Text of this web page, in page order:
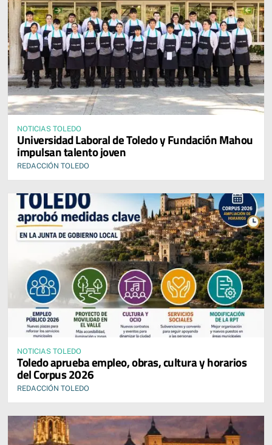
NOTICIAS TOLEDO
Universidad Laboral de Toledo y Fundación Mahou
impulsan talento joven
REDACCIÓN TOLEDO
NOTICIAS TOLEDO
Toledo aprueba empleo, obras, cultura y horarios
del Corpus 2026
REDACCIÓN TOLEDO